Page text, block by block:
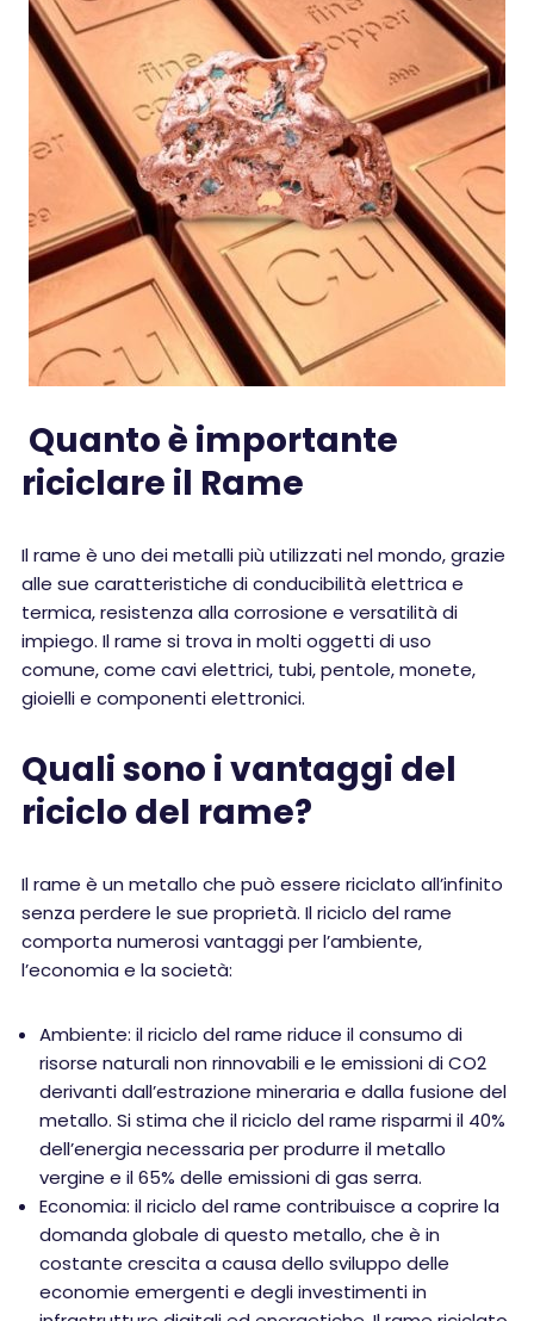
Quanto è importante
riciclare il Rame
Il rame è uno dei metalli più utilizzati nel mondo, grazie
alle sue caratteristiche di conducibilità elettrica e
termica, resistenza alla corrosione e versatilità di
impiego. Il rame si trova in molti oggetti di uso
comune, come cavi elettrici, tubi, pentole, monete,
gioielli e componenti elettronici.
Quali sono i vantaggi del
riciclo del rame?
Il rame è un metallo che può essere riciclato all’infinito
senza perdere le sue proprietà. Il riciclo del rame
comporta numerosi vantaggi per l’ambiente,
l’economia e la società:
Ambiente: il riciclo del rame riduce il consumo di
risorse naturali non rinnovabili e le emissioni di CO2
derivanti dall’estrazione mineraria e dalla fusione del
metallo. Si stima che il riciclo del rame risparmi il 40%
dell’energia necessaria per produrre il metallo
vergine e il 65% delle emissioni di gas serra.
Economia: il riciclo del rame contribuisce a coprire la
domanda globale di questo metallo, che è in
costante crescita a causa dello sviluppo delle
economie emergenti e degli investimenti in